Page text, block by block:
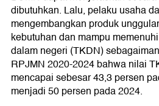
dibutuhkan. Lalu, pelaku usaha
mengembangkan produk
kebutuhan dan mampu
dalam negeri (TKDN)
RPJMN 2020-2024 bahwa nilai
mencapai sebesar 43,3 persen
menjadi 50 persen pada 2024.